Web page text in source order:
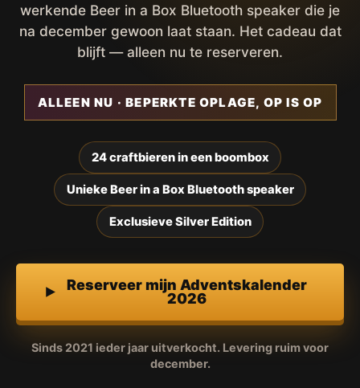
werkende Beer in a Box Bluetooth speaker die je
na december gewoon laat staan. Het cadeau dat
blijft — alleen nu te reserveren.
ALLEEN NU · BEPERKTE OPLAGE, OP IS OP
24 craftbieren in een boombox
Unieke Beer in a Box Bluetooth speaker
Exclusieve Silver Edition
Reserveer mijn Adventskalender
2026
Sinds 2021 ieder jaar uitverkocht. Levering ruim voor
december.